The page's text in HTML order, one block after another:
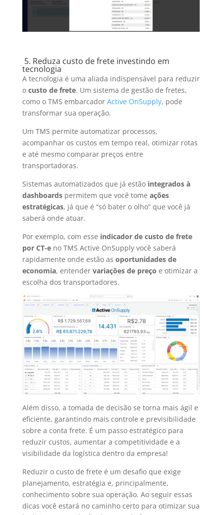
5. Reduza custo de frete investindo em
tecnologia
A tecnologia é uma aliada indispensável para reduzir
o custo de frete. Um sistema de gestão de fretes,
como o TMS embarcador Active OnSupply, pode
transformar sua operação.
Um TMS permite automatizar processos,
acompanhar os custos em tempo real, otimizar rotas
e até mesmo comparar preços entre
transportadoras.
Sistemas automatizados que já estão integrados à
dashboardspermitem que você tome ações
estratégicas, já que é “só bater o olho” que você já
saberá onde atuar.
Por exemplo, com esse indicador de custo de frete
por CT-eno TMS Active OnSupply você saberá
rapidamente onde estão as oportunidades de
economia, entender variações de preço e otimizar a
escolha dos transportadores.
Além disso, a tomada de decisão se torna mais ágil e
eficiente, garantindo mais controle e previsibilidade
sobre a conta frete. É um passo estratégico para
reduzir custos, aumentar a competitividade e a
visibilidade da logística dentro da empresa!
Reduzir o custo de frete é um desafio que exige
planejamento, estratégia e, principalmente,
conhecimento sobre sua operação. Ao seguir essas
dicas você estará no caminho certo para otimizar sua